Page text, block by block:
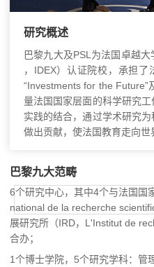
研究概述
巴黎九大及PSL为法国卓越
，IDEX）认证院校，承担
“Investments for the
量法国国家层面的科学研究
实践的结合，通过学术研究
做出贡献，使法国教育走向世
巴黎九大范畴
6个研究中心，其中4个与法国国
national de la recherche
展研究所（IRD，L'Institut de
合办；
1个博士学院，5个研究学科：管